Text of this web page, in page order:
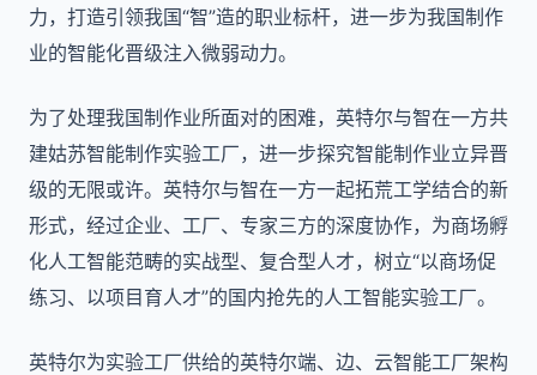
力，打造引领我国“智”造的职业标杆，进一步为我国制作
业的智能化晋级注入微弱动力。
为了处理我国制作业所面对的困难，英特尔与智在一方共
建姑苏智能制作实验工厂，进一步探究智能制作业立异晋
级的无限或许。英特尔与智在一方一起拓荒工学结合的新
形式，经过企业、工厂、专家三方的深度协作，为商场孵
化人工智能范畴的实战型、复合型人才，树立“以商场促
练习、以项目育人才”的国内抢先的人工智能实验工厂。
英特尔为实验工厂供给的英特尔端、边、云智能工厂架构